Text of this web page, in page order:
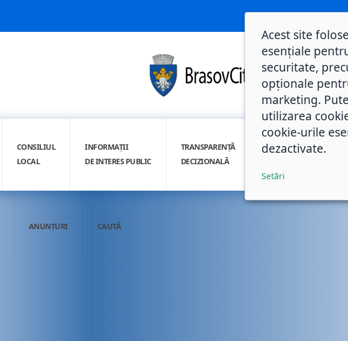
CONSILIUL
LOCAL
INFORMAȚII
DE INTERES PUBLIC
TRANSPARENȚĂ
DECIZIONALĂ
INTEGRITATE
ANUNȚURI CAUTĂ
Acest site
esențiale
securitate,
opționale
marketing.
utilizarea
cookie-urile
dezactivate.
Setări